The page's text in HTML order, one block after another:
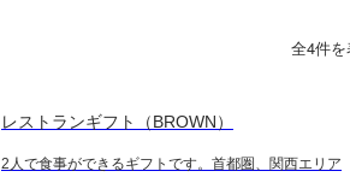
全4件
レストランギフト（BROWN）
2人で食事ができるギフトです。首都圏、関西エリア